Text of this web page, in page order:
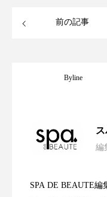
前の記事
Byline
編
SPA DE BEAUTE